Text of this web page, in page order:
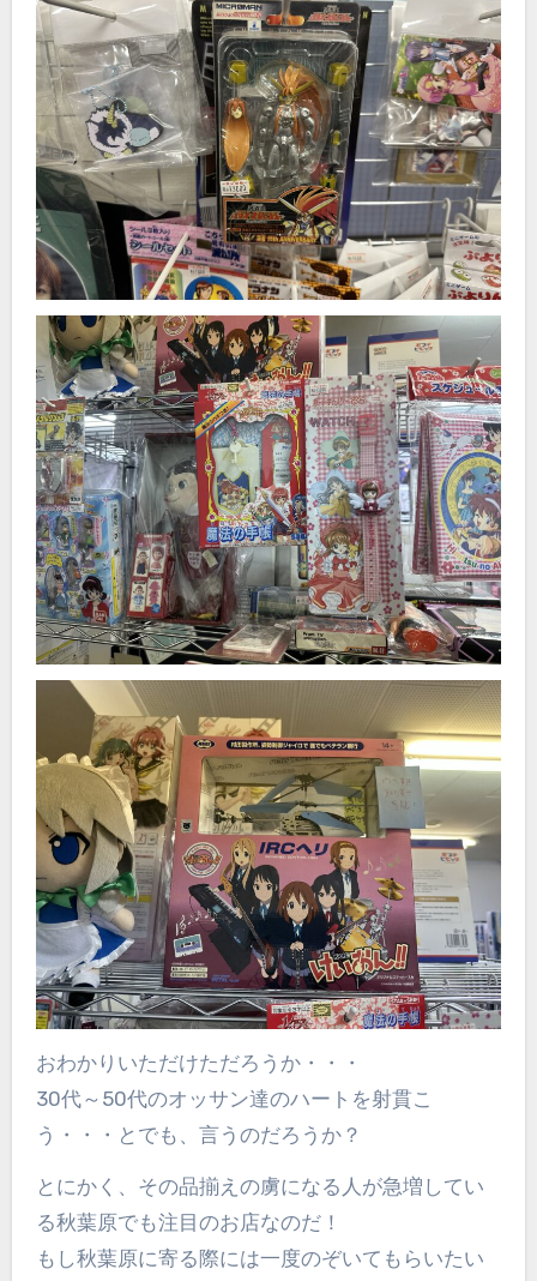
おわかりいただけただろうか・・・
30代～50代のオッサン達のハートを射貫こ
う・・・とでも、言うのだろうか？
とにかく、その品揃えの虜になる人が急増してい
る秋葉原でも注目のお店なのだ！
もし秋葉原に寄る際には一度のぞいてもらいたい